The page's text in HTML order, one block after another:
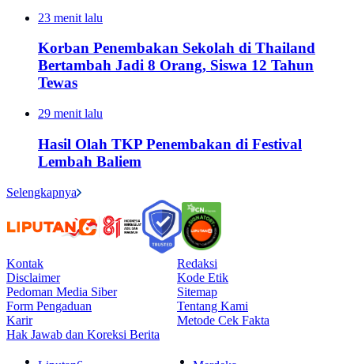
23 menit lalu
Korban Penembakan Sekolah di Thailand
Bertambah Jadi 8 Orang, Siswa 12 Tahun
Tewas
29 menit lalu
Hasil Olah TKP Penembakan di Festival
Lembah Baliem
Selengkapnya
Kontak
Redaksi
Disclaimer
Kode Etik
Pedoman Media Siber
Sitemap
Form Pengaduan
Tentang Kami
Karir
Metode Cek Fakta
Hak Jawab dan Koreksi Berita